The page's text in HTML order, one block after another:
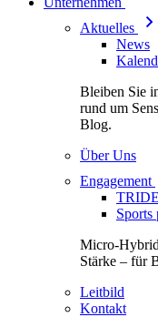
Aktuelles
News
Bleiben Sie
rund um
Blog.
Über Uns
Engagement
Micro-
Stärke – für
Leitbild
Kontakt